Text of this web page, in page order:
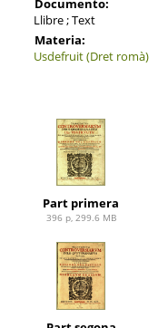
Documento:
Llibre ; Text
Materia:
Usdefruit (Dret romà)
Part primera
396 p, 299.6 MB